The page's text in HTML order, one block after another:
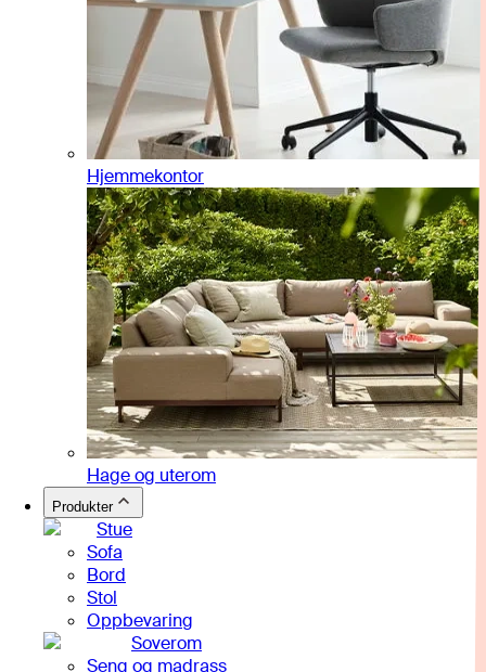
Hjemmekontor
Hage og uterom
Produkter
Stue
Sofa
Bord
Stol
Oppbevaring
Soverom
Seng og madrass